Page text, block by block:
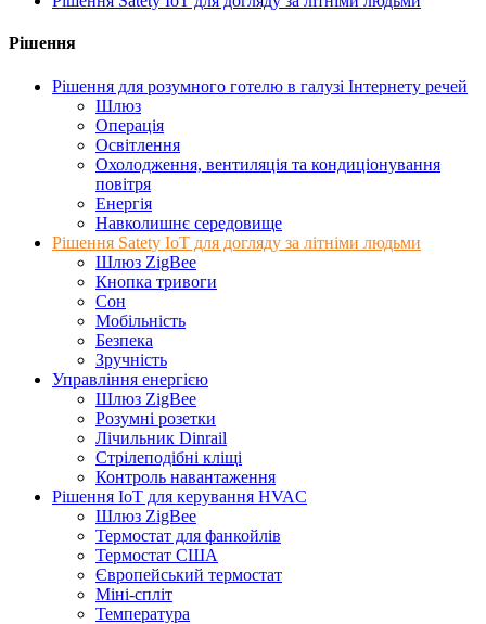
Рішення
Рішення для розумного готелю в галузі Інтернету речей
Шлюз
Операція
Освітлення
Охолодження, вентиляція та кондиціонування
повітря
Енергія
Навколишнє середовище
Рішення Satety IoT для догляду за літніми людьми
Шлюз ZigBee
Кнопка тривоги
Сон
Мобільність
Безпека
Зручність
Управління енергією
Шлюз ZigBee
Розумні розетки
Лічильник Dinrail
Стрілеподібні кліщі
Контроль навантаження
Рішення IoT для керування HVAC
Шлюз ZigBee
Термостат для фанкойлів
Термостат США
Європейський термостат
Міні-спліт
Температура